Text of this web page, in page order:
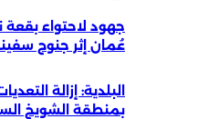
جهود لاحتواء
عُمان إثر جنوح
البلدية: إزالة
بمنطقة الشويخ